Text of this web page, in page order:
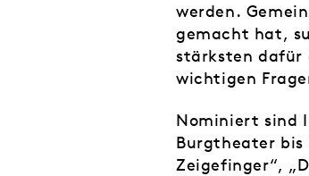
werden.
gemacht hat,
stärksten dafür
wichtigen
Nominiert sind
Burgtheater bis
Zeigefinger“,